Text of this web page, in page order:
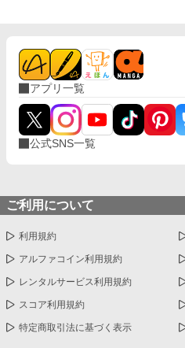
アプリ一覧
公式SNS一覧
ご利用について
利用規約
アルファコイン利用規約
レンタルサービス利用規約
スコア利用規約
特定商取引法に基づく表示